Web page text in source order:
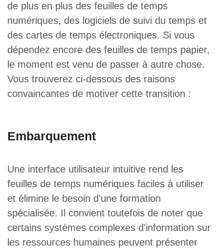
de plus en plus des feuilles de temps
numériques, des logiciels de suivi du temps et
des cartes de temps électroniques. Si vous
dépendez encore des feuilles de temps papier,
le moment est venu de passer à autre chose.
Vous trouverez ci-dessous des raisons
convaincantes de motiver cette transition :
Embarquement
Une interface utilisateur intuitive rend les
feuilles de temps numériques faciles à utiliser
et élimine le besoin d'une formation
spécialisée. Il convient toutefois de noter que
certains systèmes complexes d'information sur
les ressources humaines peuvent présenter